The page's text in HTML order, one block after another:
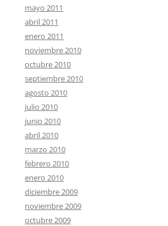
mayo 2011
abril 2011
enero 2011
noviembre 2010
octubre 2010
septiembre 2010
agosto 2010
julio 2010
junio 2010
abril 2010
marzo 2010
febrero 2010
enero 2010
diciembre 2009
noviembre 2009
octubre 2009